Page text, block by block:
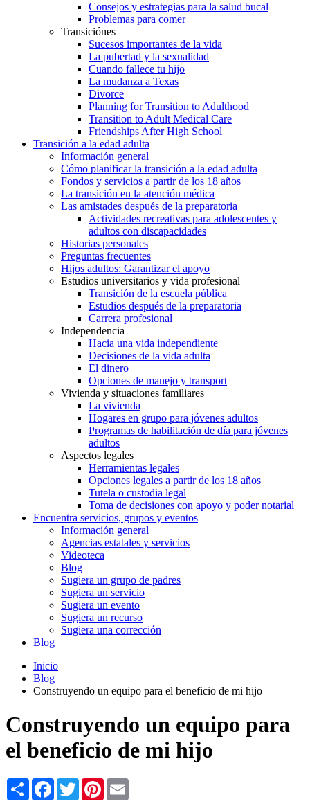
Consejos y estrategias para la salud bucal
Problemas para comer
Transiciónes
Sucesos importantes de la vida
La pubertad y la sexualidad
Cuando fallece tu hijo
La mudanza a Texas
Divorce
Planning for Transition to Adulthood
Transition to Adult Medical Care
Friendships After High School
Transición a la edad adulta
Información general
Cómo planificar la transición a la edad adulta
Fondos y servicios a partir de los 18 años
La transición en la atención médica
Las amistades después de la preparatoria
Actividades recreativas para adolescentes y
adultos con discapacidades
Historias personales
Preguntas frecuentes
Hijos adultos: Garantizar el apoyo
Estudios universitarios y vida profesional
Transición de la escuela pública
Estudios después de la preparatoria
Carrera profesional
Independencia
Hacia una vida independiente
Decisiones de la vida adulta
El dinero
Opciones de manejo y transport
Vivienda y situaciones familiares
La vivienda
Hogares en grupo para jóvenes adultos
Programas de habilitación de día para jóvenes
adultos
Aspectos legales
Herramientas legales
Opciones legales a partir de los 18 años
Tutela o custodia legal
Toma de decisiones con apoyo y poder notarial
Encuentra servicios, grupos y eventos
Información general
Agencias estatales y servicios
Videoteca
Blog
Sugiera un grupo de padres
Sugiera un servicio
Sugiera un evento
Sugiera un recurso
Sugiera una corrección
Blog
Inicio
Blog
Construyendo un equipo para el beneficio de mi hijo
Construyendo un equipo para
el beneficio de mi hijo
Share Facebook
TwitterPinterest